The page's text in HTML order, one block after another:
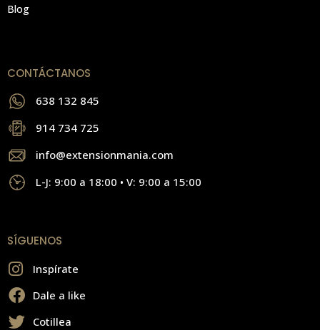
Blog
CONTÁCTANOS
638 132 845
914 734 725
info@extensionmania.com
L-J: 9:00 a 18:00 • V: 9:00 a 15:00
SÍGUENOS
Inspírate
Dale a like
Cotillea